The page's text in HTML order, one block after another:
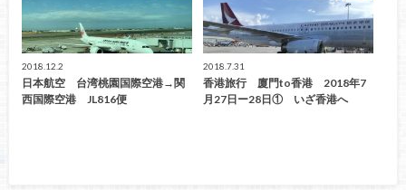
2018.12.2
日本航空 台湾桃園国際空港→関
西国際空港 JL816便
2018.7.31
香港旅行 廈門to香港 2018年7
月27日ー28日① いざ香港へ